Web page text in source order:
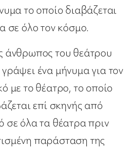
το οποίο διαβάζεται
σε όλο τον κόσμο.
άνθρωπος του θεάτρου
ένα μήνυμα για τον
με το θέατρο, το οποίο
επί σκηνής από
σε όλα τα θέατρα πριν
παράσταση της